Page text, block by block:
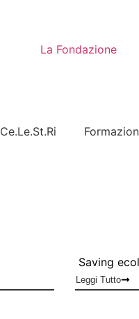
La Fondazione
Ce.Le.St.Ri
Saving
Leggi Tutto